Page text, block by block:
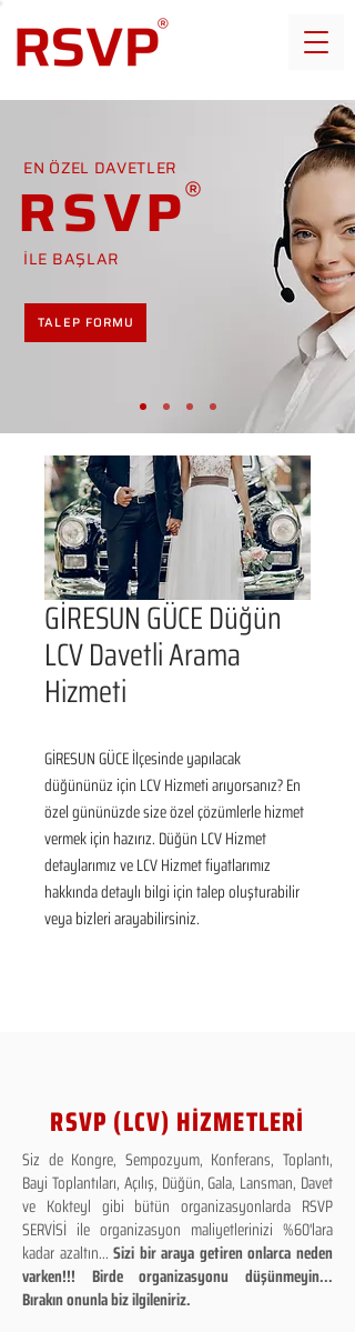
EN ÖZEL DAVETLER
RSVP
İLE BAŞLAR
TALEP FORMU
GİRESUN GÜCE Düğün
LCV Davetli Arama
Hizmeti
GİRESUN GÜCE İlçesinde yapılacak
düğününüz için LCV Hizmeti arıyorsanız? En
özel gününüzde size özel çözümlerle hizmet
vermek için hazırız. Düğün LCV Hizmet
detaylarımız ve LCV Hizmet fiyatlarımız
hakkında detaylı bilgi için talep oluşturabilir
veya bizleri arayabilirsiniz.
RSVP (LCV) HİZMETLERİ
Siz de Kongre, Sempozyum, Konferans, Toplantı,
Bayi Toplantıları, Açılış, Düğün, Gala, Lansman, Davet
ve Kokteyl gibi bütün organizasyonlarda RSVP
SERVİSİ ile organizasyon maliyetlerinizi %60'lara
kadar azaltın...Sizi bir araya getiren onlarca neden
varken!!! Birde organizasyonu düşünmeyin...
Bırakın onunla biz ilgileniriz.